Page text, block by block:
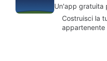
Un'app gratuita
Costruisci la
appartenente